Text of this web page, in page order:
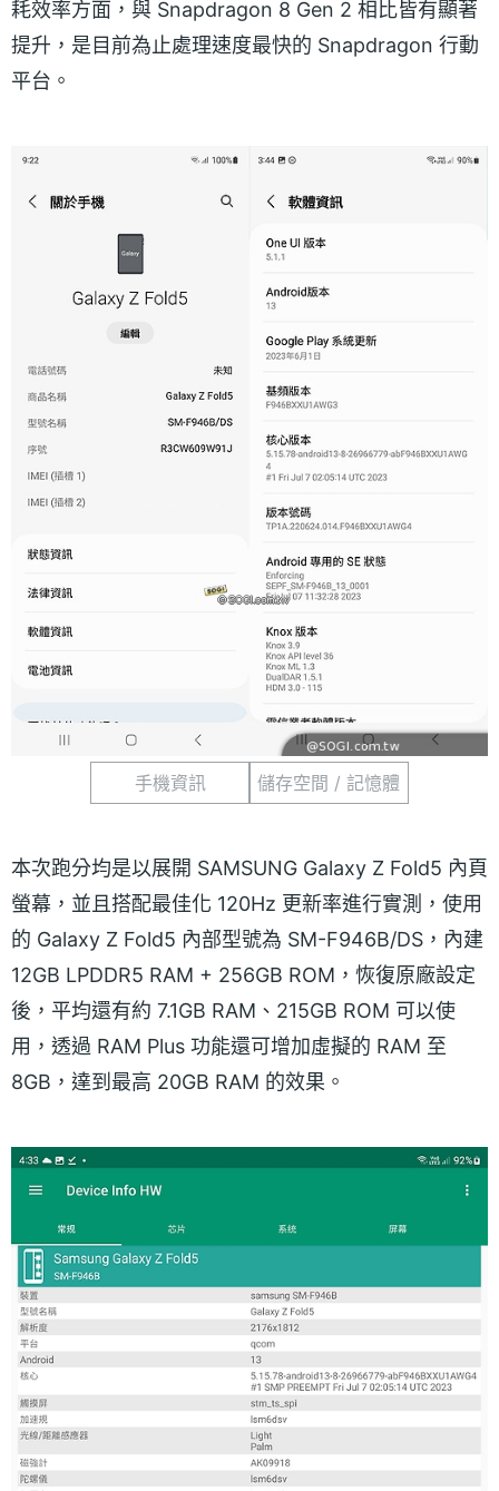
耗效率方面，與 Snapdragon 8 Gen 2 相比皆有顯著
提升，是目前為止處理速度最快的 Snapdragon 行動
平台。
手機資訊 儲存空間 / 記憶體
本次跑分均是以展開 SAMSUNG Galaxy Z Fold5 內頁
螢幕，並且搭配最佳化 120Hz 更新率進行實測，使用
的 Galaxy Z Fold5 內部型號為 SM-F946B/DS，內建
12GB LPDDR5 RAM + 256GB ROM，恢復原廠設定
後，平均還有約 7.1GB RAM、215GB ROM 可以使
用，透過 RAM Plus 功能還可增加虛擬的 RAM 至
8GB，達到最高 20GB RAM 的效果。